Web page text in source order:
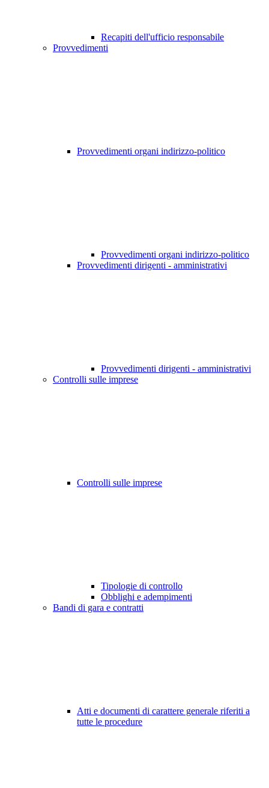
Recapiti dell'ufficio responsabile
Provvedimenti
Provvedimenti organi indirizzo-politico
Provvedimenti organi indirizzo-politico
Provvedimenti dirigenti - amministrativi
Provvedimenti dirigenti - amministrativi
Controlli sulle imprese
Controlli sulle imprese
Tipologie di controllo
Obblighi e adempimenti
Bandi di gara e contratti
Atti e documenti di carattere generale riferiti a
tutte le procedure